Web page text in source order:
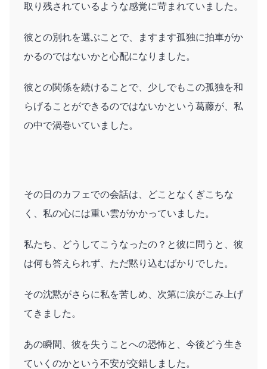
取り残されているような感覚に苛まれていました。
彼との別れを選ぶことで、ますます孤独に拍車がか
かるのではないかと心配になりました。
彼との関係を続けることで、少しでもこの孤独を和
らげることができるのではないかという葛藤が、私
の中で渦巻いていました。
その日のカフェでの会話は、どことなくぎこちな
く、私の心には重い雲がかかっていました。
私たち、どうしてこうなったの？と彼に問うと、彼
は何も答えられず、ただ黙り込むばかりでした。
その沈黙がさらに私を苦しめ、次第に涙がこみ上げ
てきました。
あの瞬間、彼を失うことへの恐怖と、今後どう生き
ていくのかという不安が交錯しました。